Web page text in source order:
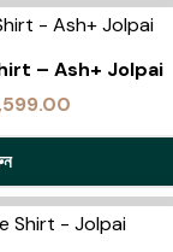
– Ash+ Jolpai